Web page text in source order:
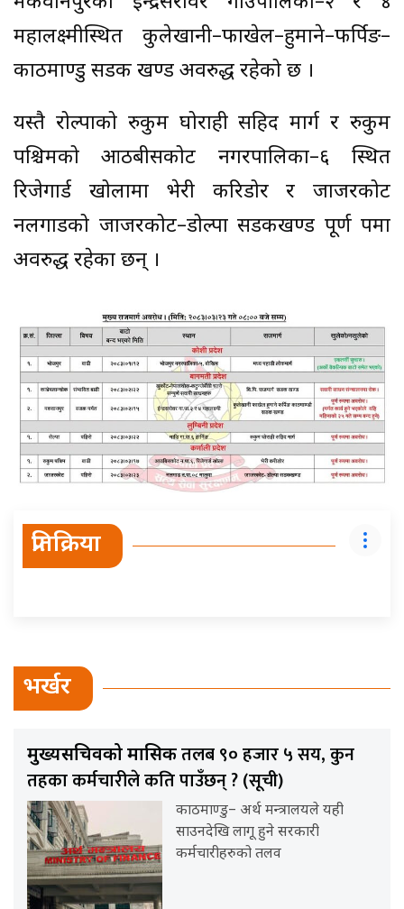
महालक्ष्मीस्थित कुलेखानी–फाखेल–हुमाने–फर्पिङ–
काठमाण्डु सडक खण्ड अवरुद्ध रहेको छ ।
यस्तै रोल्पाको रुकुम घोराही सहिद मार्ग र रुकुम
पश्चिमको आठबीसकोट नगरपालिका–६ स्थित
रिजेगार्ड खोलामा भेरी करिडोर र जाजरकोट
नलगाडको जाजरकोट–डोल्पा सडकखण्ड पूर्ण रूपमा
अवरुद्ध रहेका छन् ।
प्रतिक्रिया
भर्खर
मुख्यसचिवको मासिकतलब ९० हजार ५ सय, कुन
तहका कर्मचारीले कति पाउँछन् ? (सूची)
काठमाण्डु– अर्थ मन्त्रालयले यही
साउनदेखि लागू हुने सरकारी
कर्मचारीहरुको तलव